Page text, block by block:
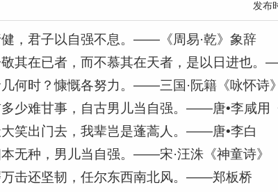
发布
，君子以自强不息。——《周易·乾》象辞
其在已者，而不慕其在天者，是以日进也
何时？慷慨各努力。——三国·阮籍《咏怀诗》
少难甘事，自古男儿当自强。——唐•李咸用
笑出门去，我辈岂是蓬蒿人。——唐•李白
无种，男儿当自强。——宋·汪洙《神童诗》
击还坚韧，任尔东西南北风。——郑板桥